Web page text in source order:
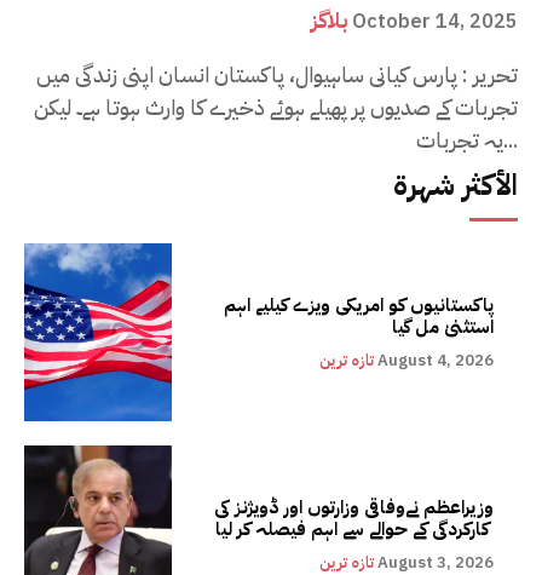
بلاگز October 14, 2025
تحریر : پارس کیانی ساہیوال، پاکستان انسان اپنی زندگی میں
تجربات کے صدیوں پر پھیلے ہوئے ذخیرے کا وارث ہوتا ہے۔ لیکن
یہ تجربات...
الأكثر شهرة
پاکستانیوں کو امریکی ویزے کیلیے اہم
استثنیٰ مل گیا
تازہ ترینAugust 4, 2026
وزیراعظم نےوفاقی وزارتوں اور ڈویژنز کی
کارکردگی کے حوالے سے اہم فیصلہ کر لیا
تازہ ترینAugust 3, 2026